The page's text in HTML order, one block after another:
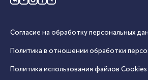
Согласие на обработку персональных
Политика в отношении обработки
Политика использования файлов Cookies